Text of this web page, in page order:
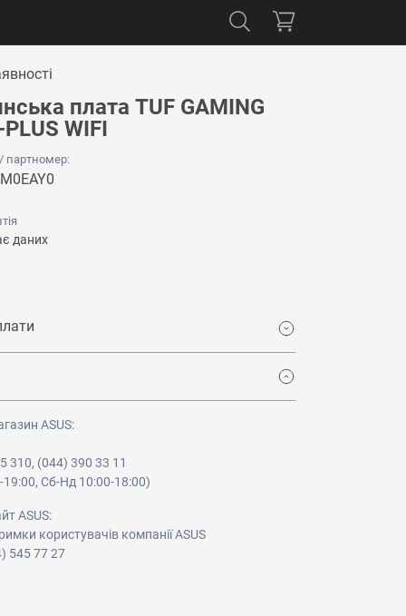
плата TUF GAMING
WIFI
/ партномер:
даних
ASUS:
310, (044) 390 33 11
Сб-Нд 10:00-18:00)
ASUS:
користувачів компанії ASUS
545 77 27